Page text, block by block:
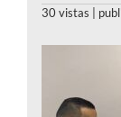
30 vistas